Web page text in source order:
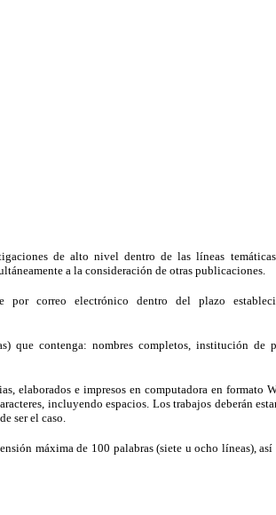
de alto nivel dentro de las líneas
a la consideración de otras publicaciones.
por correo electrónico dentro del plazo
que contenga: nombres completos, institución de
elaborados e impresos en computadora en formato
incluyendo espacios. Los trabajos deberán
ser el caso.
máxima de 100 palabras (siete u ocho líneas),